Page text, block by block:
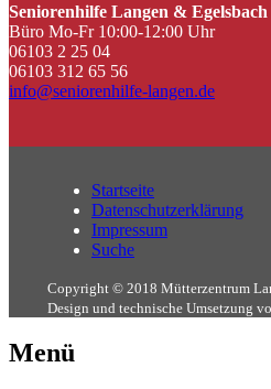
Seniorenhilfe Langen & Egelsbach
Büro Mo-Fr 10:00-12:00 Uhr
06103 2 25 04
06103 312 65 56
info@seniorenhilfe-langen.de
Startseite
Datenschutzerklärung
Impressum
Suche
Copyright © 2018 Mütterzentrum
Design und technische Umsetzung
Menü